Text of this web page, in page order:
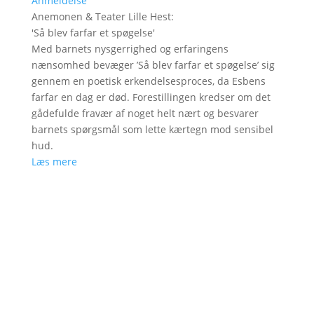
Anemonen & Teater Lille Hest:
'Så blev farfar et spøgelse'
Med barnets nysgerrighed og erfaringens
nænsomhed bevæger ’Så blev farfar et spøgelse’ sig
gennem en poetisk erkendelsesproces, da Esbens
farfar en dag er død. Forestillingen kredser om det
gådefulde fravær af noget helt nært og besvarer
barnets spørgsmål som lette kærtegn mod sensibel
hud.
Læs mere